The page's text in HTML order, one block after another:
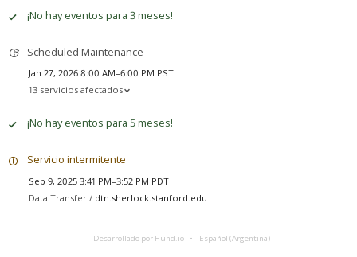
¡No hay eventos para 3 meses!
Scheduled Maintenance
Jan 27, 2026 8:00 AM–6:00 PM PST
13 servicios afectados
¡No hay eventos para 5 meses!
Servicio intermitente
Sep 9, 2025 3:41 PM–3:52 PM PDT
Data Transfer / dtn.sherlock.stanford.edu
Desarrollado por Hund.io Español (Argentina)